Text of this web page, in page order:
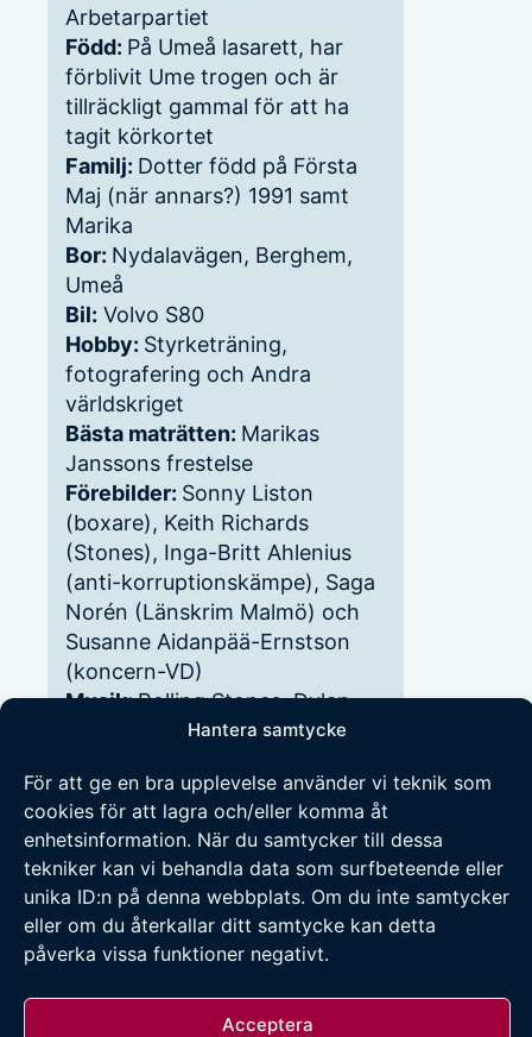
Hantera samtycke
För att ge en bra upplevelse använder vi teknik som
cookies för att lagra och/eller komma åt
enhetsinformation. När du samtycker till dessa
tekniker kan vi behandla data som surfbeteende eller
unika ID:n på denna webbplats. Om du inte samtycker
eller om du återkallar ditt samtycke kan detta
påverka vissa funktioner negativt.
Acceptera
Arbetarpartiet
Född: På Umeå lasarett, har
förblivit Ume trogen och är
tillräckligt gammal för att ha
tagit körkortet
Familj: Dotter född på Första
Maj (när annars?) 1991 samt
Marika
Bor: Nydalavägen, Berghem,
Umeå
Bil: Volvo S80
Hobby: Styrketräning,
fotografering och Andra
världskriget
Bästa maträtten: Marikas
Janssons frestelse
Förebilder: Sonny Liston
(boxare), Keith Richards
(Stones), Inga-Britt Ahlenius
(anti-korruptionskämpe), Saga
Norén (Länskrim Malmö) och
Susanne Aidanpää-Ernstson
(koncern-VD)
Musik:Rolling Stones, Dylan
och i stort sett allt annat
stabil då det blåser
Sämsta egenskaper:Kolerisk,
störande tidsoptimist och ofta
för hjälpsam
© 2026 Umebladet.se | Innehållet får återpubliceras